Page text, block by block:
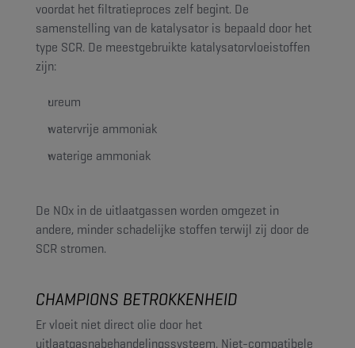
voordat het filtratieproces zelf begint. De
samenstelling van de katalysator is bepaald door het
type SCR. De meestgebruikte katalysatorvloeistoffen
zijn:
ureum
watervrije ammoniak
waterige ammoniak
De NOx in de uitlaatgassen worden omgezet in
andere, minder schadelijke stoffen terwijl zij door de
SCR stromen.
CHAMPIONS BETROKKENHEID
Er vloeit niet direct olie door het
uitlaatgasnabehandelingssysteem. Niet-compatibele